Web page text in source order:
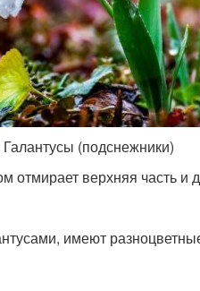
(подснежники)
отмирает верхняя часть
имеют